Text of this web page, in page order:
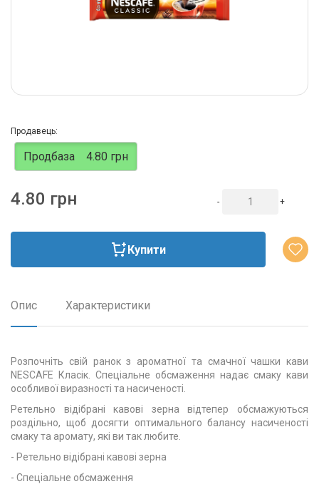
Продавець:
Продбаза 4.80 грн
4.80 грн - +
Купити
Опис Характеристики
Розпочніть свій ранок з ароматної та смачної чашки кави
NESCAFE Класік. Спеціальне обсмаження надає смаку кави
особливої виразності та насиченості.
Ретельно відібрані кавові зерна відтепер обсмажуються
роздільно, щоб досягти оптимального балансу насиченості
смаку та аромату, які ви так любите.
- Ретельно відібрані кавові зерна
- Спеціальне обсмаження